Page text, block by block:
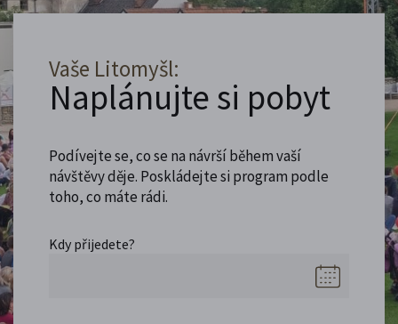
Vaše Litomyšl:
Naplánujte si pobyt
Podívejte se, co se na návrší během vaší
návštěvy děje. Poskládejte si program podle
toho, co máte rádi.
Kdy přijedete?